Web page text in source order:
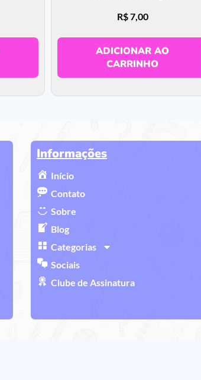
R$7,00
ADICIONAR AO
CARRINHO
Informações
Início
Contato
Sobre
Blog
Categorias
Sociais
Clube de Assinatura